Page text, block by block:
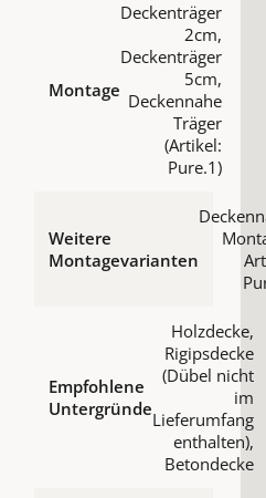
Montage
Deckenträger
2cm,
Deckenträger
5cm,
Deckennahe
Träger
(Artikel:
Pure.1)
Weitere
Montagevarianten
Empfohlene
Untergründe
Holzdecke,
Rigipsdecke
(Dübel nicht
im
Lieferumfang
enthalten),
Betondecke